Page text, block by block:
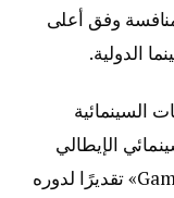
وفق أعلى
الدولية.
السينمائية
الإيطالي
فينتشنزو بونيو على جائزة «Game Changer» تقديرًا لدوره